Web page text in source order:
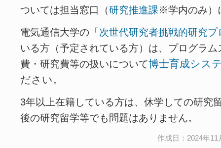
ついては担当窓口（研究推進課※学内のみ）
電気通信大学の「 次世代研究者挑戦的研究プ
いる方（予定されている方）は、プログラ
費・研究費等の扱いについて博士育成シス
ださい。
3年以上在籍している方は、休学しての研究
後の研究留学等でも問題はありません。
作成日：2024年11